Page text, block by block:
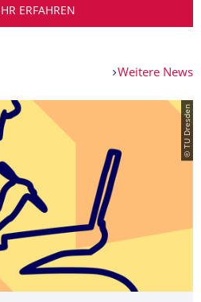
ERFAHREN
Weitere News
© TU Dresden